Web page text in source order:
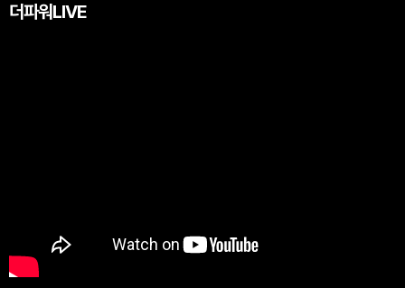
더파워LIVE